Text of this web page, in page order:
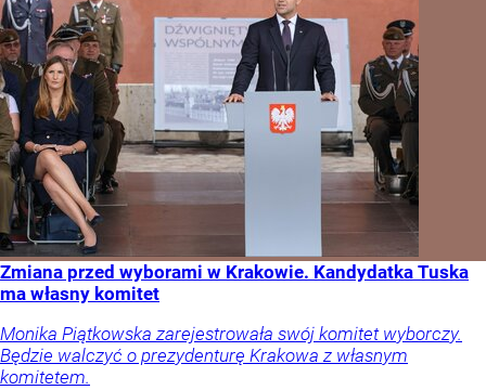
Zmiana przed wyborami w Krakowie. Kandydatka Tuska
ma własny komitet
Monika Piątkowska zarejestrowała swój komitet wyborczy.
Będzie walczyć o prezydenturę Krakowa z własnym
komitetem.